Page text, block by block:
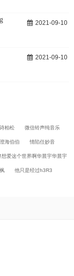
2021-09-10
2021-09-10
柏松 微信铃声纯音乐
海伯伯 情陷任妙音
想爱这个世界啊华晨宇华晨宇
他只是经过h3R3